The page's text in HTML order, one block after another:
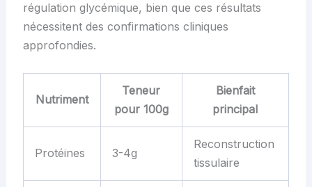
régulation glycémique, bien que ces résultats
nécessitent des confirmations cliniques
approfondies.
Nutriment
Teneur
pour 100g
Bienfait
principal
Protéines 3-4g
Reconstruction
tissulaire